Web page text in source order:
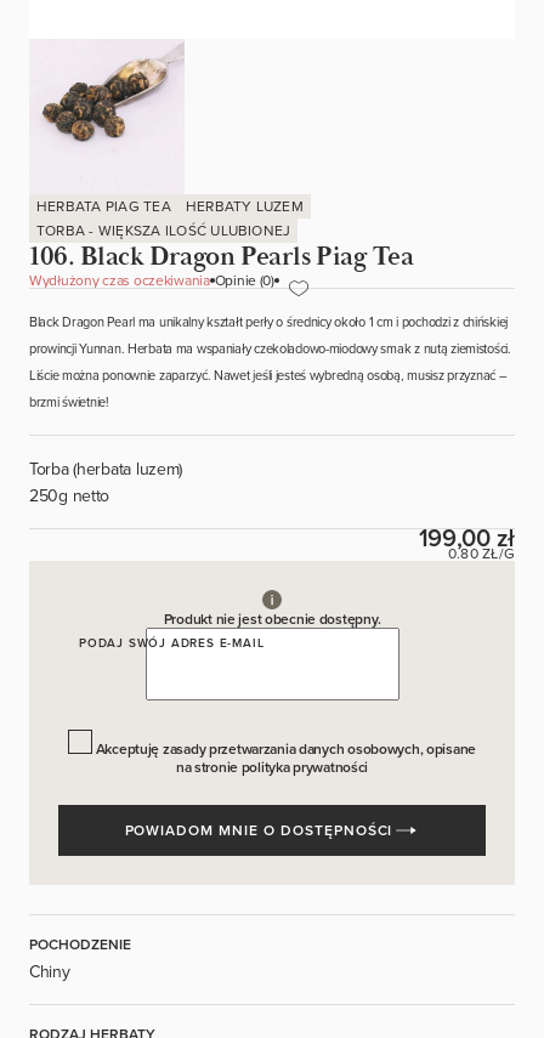
HERBATA PIAG TEA
HERBATY LUZEM
TORBA - WIĘKSZA ILOŚĆ ULUBIONEJ
106. Black Dragon Pearls Piag Tea
Wydłużony czas oczekiwania Opinie (0)
Black Dragon Pearl ma unikalny kształt perły o średnicy około 1 cm i pochodzi z chińskiej
prowincji Yunnan. Herbata ma wspaniały czekoladowo-miodowy smak z nutą ziemistości.
Liście można ponownie zaparzyć. Nawet jeśli jesteś wybredną osobą, musisz przyznać –
brzmi świetnie!
Torba (herbata luzem)
250g netto
199,00 zł
0.80 ZŁ/G
Produkt nie jest obecnie dostępny.
PODAJ SWÓJ ADRES E-MAIL
Akceptuję zasady przetwarzania danych osobowych, opisane
na stroniepolityka prywatności
POWIADOM MNIE O DOSTĘPNOŚCI
POCHODZENIE
Chiny
RODZAJ HERBATY